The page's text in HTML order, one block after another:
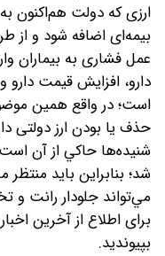
ارزی که دولت
بیمه‌ای اضافه شود و از
عمل فشاری به بیماران
دارو، افزایش قیمت
است؛ در واقع همین
حذف یا بودن ارز دولتی
شنيده‌‌ها حاكي از آن است
شد؛ بنابراين بايد
مي‌‌تواند جلودار رانت و
برای اطلاع از آخرین
بپیوندید.